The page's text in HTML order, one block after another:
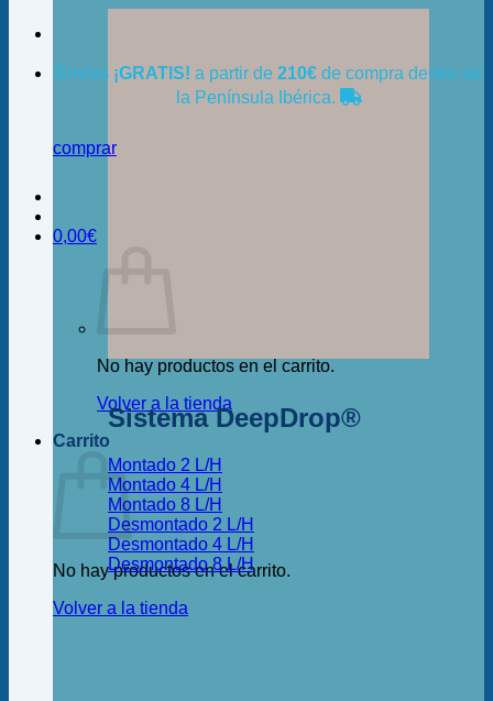
Envíos ¡GRATIS! a partir de 210€ de compra dentro de
la Península Ibérica.
comprar
0,00€
No hay productos en el carrito.
Volver a la tienda
Carrito
No hay productos en el carrito.
Volver a la tienda
Sistema DeepDrop®
Montado 2 L/H
Montado 4 L/H
Montado 8 L/H
Desmontado 2 L/H
Desmontado 4 L/H
Desmontado 8 L/H